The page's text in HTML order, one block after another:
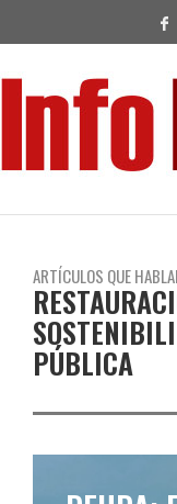
ARTÍCULOS QUE
PÚBLICA